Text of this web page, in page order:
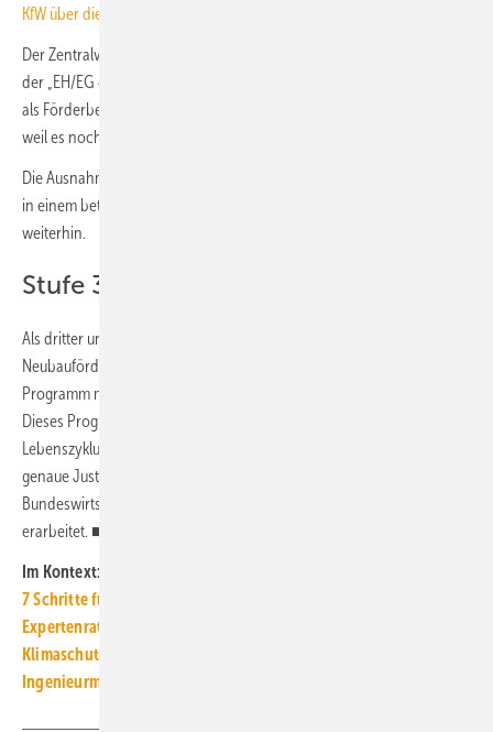
KfW über die etablierten Programmstrukturen der BEG
Der Zentralverband Deutsches Baugewerbe (ZDB) befürchtet, dass bei
der „EH/EG 40 NH“-Förderung das Qualitätssiegel Nachhaltiges Bauen
als Förderbedingung für viele Bauwillige ein Hemmnis darstellen wird,
weil es noch nicht genug Kapazitäten zur Siegel-Vergabe gebe.
Die Ausnahmeregelungen für die Betroffenen des Hochwassers 2021
in einem betroffenen Gebiet gemäß Aufbauhilfegesetz gelten
weiterhin.
Stufe 3 ab Januar 2023
Als dritter und finaler Schritt der Neuausrichtung der
Neubauförderung ist ab Januar 2023 ein neues umfassendes
Programm mit dem Titel „Klimafreundliches Bauen“ vorgesehen.
Dieses Programm wird insbesondere die Treibhausgas-Emissionen im
Lebenszyklus der Gebäude noch stärker in den Fokus stellen. Die
genaue Justierung des Programmes wird allerdings zurzeit noch vom
Bundeswirtschaftsministerium und Bundesbauministerium
erarbeitet. ■
Im Kontext:
7 Schritte für die Elektrifizierung im Heizungskeller
Expertenrat bestätigt Zielverfehlung im Gebäudesektor
Klimaschutz im Gebäudesektor: Klage gegen Bauministerium
Ingenieurmangel in Planungsbüros verschärft sich deutlich